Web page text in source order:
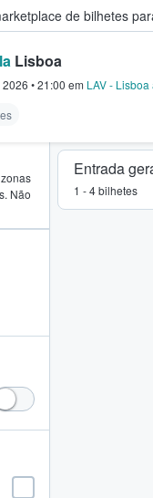
de bilhetes
os fãs
Lisboa
2026 •21:00 em LAV - Lisboa
Entrada
1 - 4 bilhetes
Não